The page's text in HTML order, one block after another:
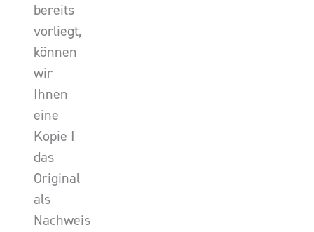
bereits
vorliegt,
können
wir
Ihnen
eine
Kopie I
das
Original
als
Nachweis